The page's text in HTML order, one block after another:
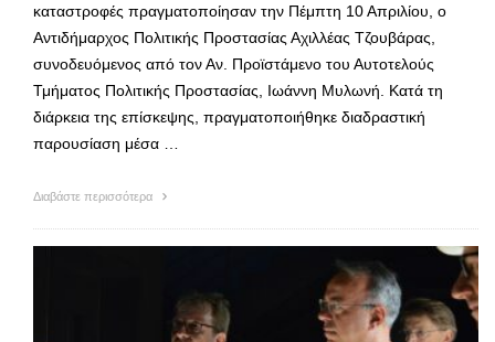
καταστροφές πραγματοποίησαν την Πέμπτη 10 Απριλίου, ο
Αντιδήμαρχος Πολιτικής Προστασίας Αχιλλέας Τζουβάρας,
συνοδευόμενος από τον Αν. Προϊστάμενο του Αυτοτελούς
Τμήματος Πολιτικής Προστασίας, Ιωάννη Μυλωνή. Κατά τη
διάρκεια της επίσκεψης, πραγματοποιήθηκε διαδραστική
παρουσίαση μέσα …
Διαβάστε περισσότερα